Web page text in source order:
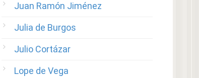
Juan Ramón Jiménez
Julia de Burgos
Julio Cortázar
Lope de Vega